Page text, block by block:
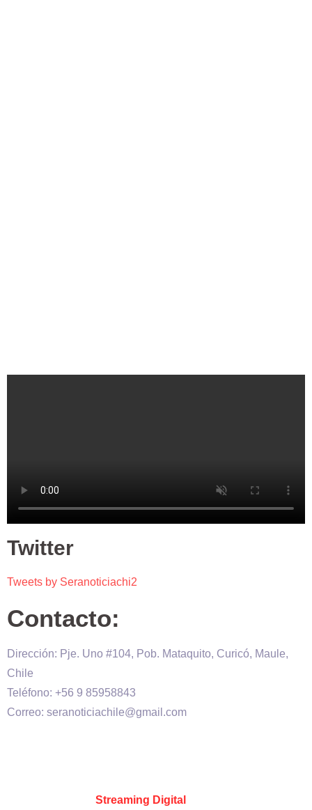
Twitter
Tweets by Seranoticiachi2
Contacto:
Dirección: Pje. Uno #104, Pob. Mataquito, Curicó, Maule,
Chile
Teléfono: +56 9 85958843
Correo: seranoticiachile@gmail.com
Streaming Digital